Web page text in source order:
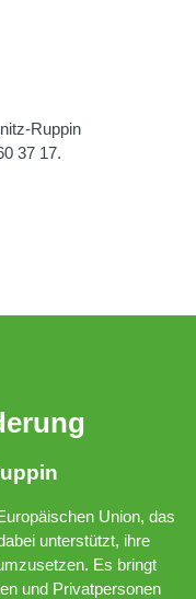
Ruppin
37 17.
Union, das
unterstützt, ihre
Es bringt
und Privatpersonen